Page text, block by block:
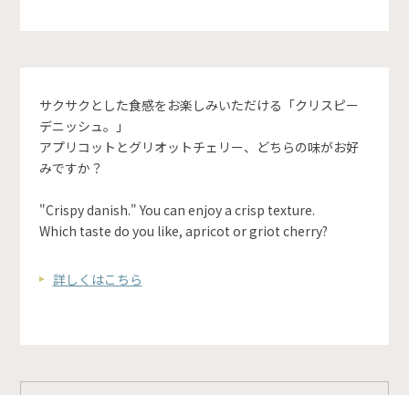
サクサクとした食感をお楽しみいただける「クリスピー
デニッシュ。」
アプリコットとグリオットチェリー、どちらの味がお好
みですか？
"Crispy danish." You can enjoy a crisp texture.
Which taste do you like, apricot or griot cherry?
詳しくはこちら